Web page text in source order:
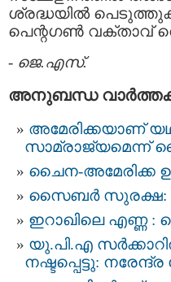
ശ്രദ്ധയിൽ
പെന്റഗൺ വക്താവ്
- ജെ.എസ്.
അനുബന്ധ
അമേരിക്കയാണ്
സാമ്രാജ്യമെന്ന്
ചൈന-അമേരിക്ക
സൈബർ സുരക്ഷ:
ഇറാഖിലെ എണ്ണ :
യു.പി.എ
നഷ്ടപ്പെട്ടു: